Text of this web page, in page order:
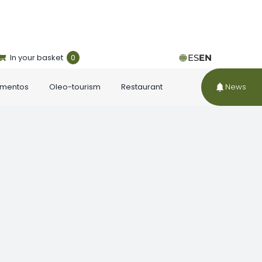
In your basket 0 ESEN
Oleo-tourism Restaurant News